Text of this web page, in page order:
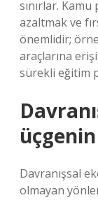
sınırlar.
azaltmak ve
önemlidir;
araçlarına
sürekli eğitim
Davranışsal
olmayan